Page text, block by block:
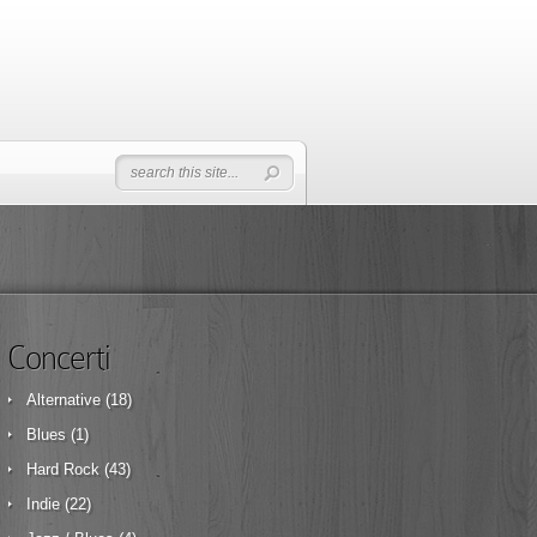
Concerti
Alternative (18)
Blues (1)
Hard Rock (43)
Indie (22)